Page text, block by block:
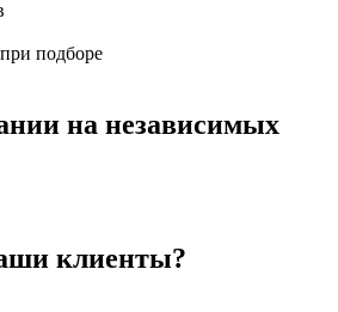
подборе
на независимых
клиенты?